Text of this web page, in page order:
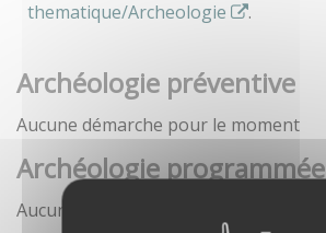
thematique/Archeologie
.
Archéologie préventive
Aucune démarche pour le moment
Archéologie programmée
Aucune démarche pour le moment